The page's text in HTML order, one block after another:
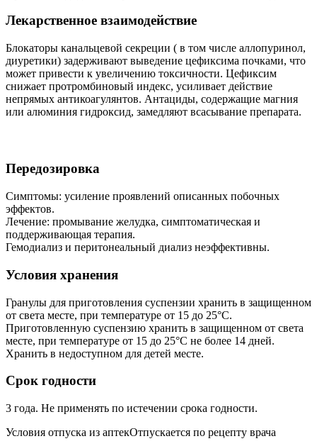
Лекарственное взаимодействие
Блокаторы канальцевой секреции ( в том числе аллопуринол,
диуретики) задерживают выведение цефиксима почками, что
может привести к увеличению токсичности. Цефиксим
снижает протромбиновый индекс, усиливает действие
непрямых антикоагулянтов. Антациды, содержащие магния
или алюминия гидроксид, замедляют всасывание препарата.
Передозировка
Симптомы: усиление проявлений описанных побочных
эффектов.
Лечение: промывание желудка, симптоматическая и
поддерживающая терапия.
Гемодиализ и перитонеальный диализ неэффективны.
Условия хранения
Гранулы для приготовления суспензии хранить в защищенном
от света месте, при температуре от 15 до 25°С.
Приготовленную суспензию хранить в защищенном от света
месте, при температуре от 15 до 25°С не более 14 дней.
Хранить в недоступном для детей месте.
Срок годности
3 года. Не применять по истечении срока годности.
Условия отпуска из аптекОтпускается по рецепту врача